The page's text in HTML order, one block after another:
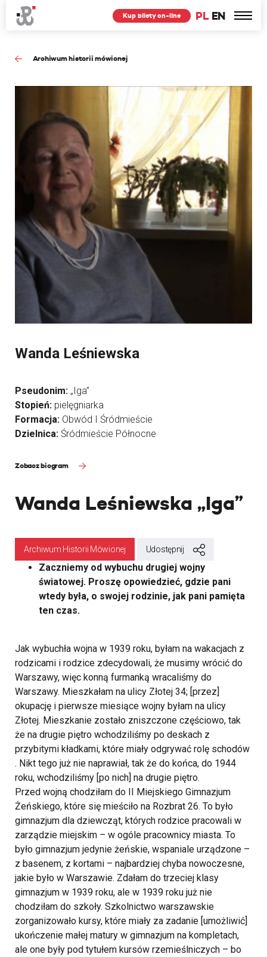
PL EN
Kup bilety on-line
Archiwum historii mówionej
Wanda Leśniewska „Iga”
Archiwum Historii Mówionej Udostępnij
Zaczniemy od wybuchu drugiej wojny
światowej. Proszę opowiedzieć, gdzie pani
wtedy była, o swojej rodzinie, jak pani pamięta
ten czas.
Jak wybuchła wojna w 1939 roku, byłam na wakacjach z
rodzicami i rodzice zdecydowali, że musimy wrócić do
Warszawy, więc konną furmanką wracaliśmy do
Warszawy. Mieszkałam na ulicy Złotej 34; [przez]
okupację i pierwsze miesiące wojny byłam na ulicy
Złotej. Mieszkanie zostało zniszczone częściowo, tak
że na drugie piętro wchodziliśmy po deskach z
przybitymi kładkami, które miały odgrywać rolę schodów
. Nikt tego już nie naprawiał, tak że do końca, do 1944
roku, wchodziliśmy [po nich] na drugie piętro.
Przed wojną chodziłam do II Miejskiego Gimnazjum
Żeńskiego, które się mieściło na Rozbrat 26. To było
gimnazjum dla dziewcząt, których rodzice pracowali w
zarządzie miejskim – w ogóle pracownicy miasta. To
było gimnazjum jedynie żeńskie, wspaniale urządzone –
z basenem, z kortami – najbardziej chyba nowoczesne,
jakie było w Warszawie. Zdałam do trzeciej klasy
gimnazjum w 1939 roku, ale w 1939 roku już nie
chodziłam do szkoły. Szkolnictwo warszawskie
zorganizowało kursy, które miały za zadanie [umożliwić]
ukończenie małej matury w gimnazjum na kompletach,
ale one były pod tytułem kursów rzemieślniczych – bo
Wanda Leśniewska
Pseudonim: „Iga”
Stopień: pielęgniarka
Formacja: Obwód I Śródmieście
Dzielnica: Śródmieście Północne
Zobacz biogram